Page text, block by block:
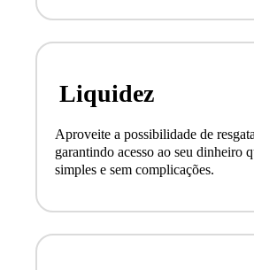
Liquidez
Aproveite a possibilidade de
garantindo acesso ao seu dinheiro
simples e sem complicações.